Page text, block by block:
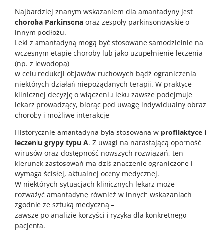
Najbardziej znanym wskazaniem dla amantadyny jest
choroba Parkinsona oraz zespoły parkinsonowskie o
innym podłożu.
Leki z amantadyną mogą być stosowane samodzielnie na
wczesnym etapie choroby lub jako uzupełnienie leczenia
(np. z lewodopą)
w celu redukcji objawów ruchowych bądź ograniczenia
niektórych działań niepożądanych terapii. W praktyce
klinicznej decyzję o włączeniu leku zawsze podejmuje
lekarz prowadzący, biorąc pod uwagę indywidualny obraz
choroby i możliwe interakcje.
Historycznie amantadyna była stosowana w profilaktyce i
leczeniu grypy typu A. Z uwagi na narastającą oporność
wirusów oraz dostępność nowszych rozwiązań, ten
kierunek zastosowań ma dziś znaczenie ograniczone i
wymaga ścisłej, aktualnej oceny medycznej.
W niektórych sytuacjach klinicznych lekarz może
rozważyć amantadynę również w innych wskazaniach
zgodnie ze sztuką medyczną –
zawsze po analizie korzyści i ryzyka dla konkretnego
pacjenta.